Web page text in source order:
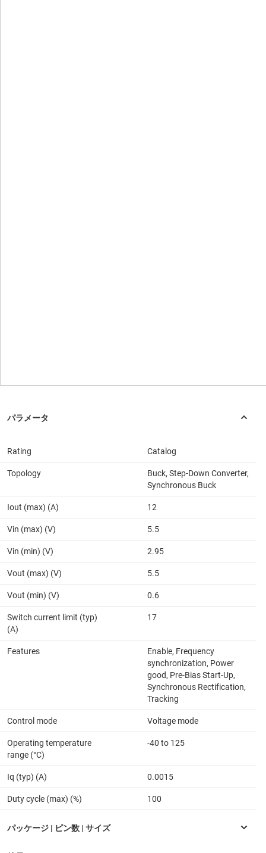
Rating Catalog
Topology
Buck, Step-Down Converter,
Synchronous Buck
Iout (max) (A) 12
Vin (max) (V) 5.5
Vin (min) (V) 2.95
Vout (max) (V) 5.5
Vout (min) (V) 0.6
Switch current limit (typ)
(A)
17
Features
Enable, Frequency
synchronization, Power
good, Pre-Bias Start-Up,
Synchronous Rectification,
Tracking
Control mode Voltage mode
Operating temperature
range (°C)
-40 to 125
Iq (typ) (A) 0.0015
Duty cycle (max) (%) 100